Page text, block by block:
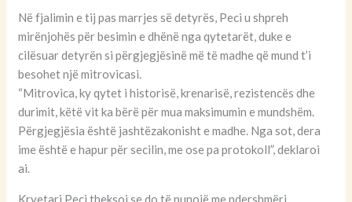
Në fjalimin e tij pas marrjes së detyrës, Peci u shpreh
mirënjohës për besimin e dhënë nga qytetarët, duke e
cilësuar detyrën si përgjegjësinë më të madhe që mund t’i
besohet një mitrovicasi.
“Mitrovica, ky qytet i historisë, krenarisë, rezistencës dhe
durimit, këtë vit ka bërë për mua maksimumin e mundshëm.
Përgjegjësia është jashtëzakonisht e madhe. Nga sot, dera
ime është e hapur për secilin, me ose pa protokoll”, deklaroi
ai.
Kryetari Peci theksoi se do të punojë me ndershmëri,